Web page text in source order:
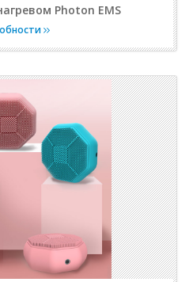
Photon EMS